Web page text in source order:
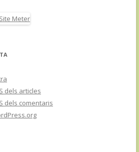
dels articles
dels comentaris